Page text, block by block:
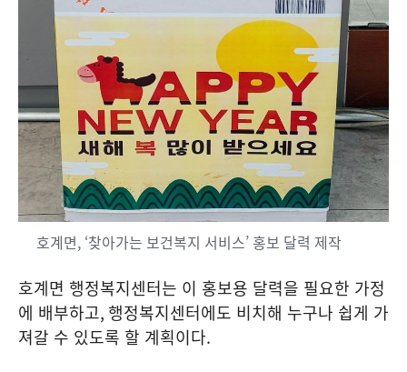
호계면, ‘찾아가는 보건복지 서비스’ 홍보 달력 제작
호계면 행정복지센터는 이 홍보용 달력을 필요한 가정
에 배부하고,행정복지센터에도 비치해 누구나 쉽게 가
져갈 수 있도록 할 계획이다.